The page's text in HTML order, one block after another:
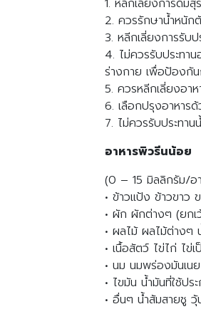
1. หลีกเลี่ยงการดื่ม
2. ควรรักษาน้ำหนัก
3. หลีกเลี่ยงการรับ
4. ไม่ควรรับประทาน
ร่างกาย เพื่อป้องกัน
5. ควรหลีกเลี่ยงอา
6. เลือกปรุงอาหาร
7. ไม่ควรรับประทา
อาหารพิวรีนน้อย
(0 – 15 มิลลิกรัม/อ
• ข้าวแป้ง ข้าวขาว
• ผัก ผักต่างๆ (ยก
• ผลไม้ ผลไม้ต่างๆ
• เนื้อสัตว์ ไข่ไก่ ไข่
• นม นมพร่องมันเน
• ไขมัน น้ำมันที่ใช้ปร
• อื่นๆ น้ำส้มสายชู